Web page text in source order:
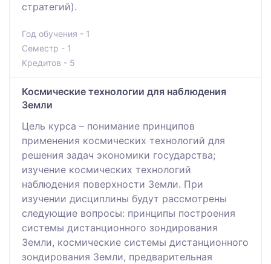
стратегий).
Год обучения - 1
Семестр - 1
Кредитов - 5
Космические технологии для наблюдения
Земли
Цель курса – понимание принципов
применения космических технологий для
решения задач экономики государства;
изучение космических технологий
наблюдения поверхности Земли. При
изучении дисциплины будут рассмотрены
следующие вопросы: принципы построения
системы дистанционного зондирования
Земли, космические системы дистанционного
зондирования Земли, предварительная